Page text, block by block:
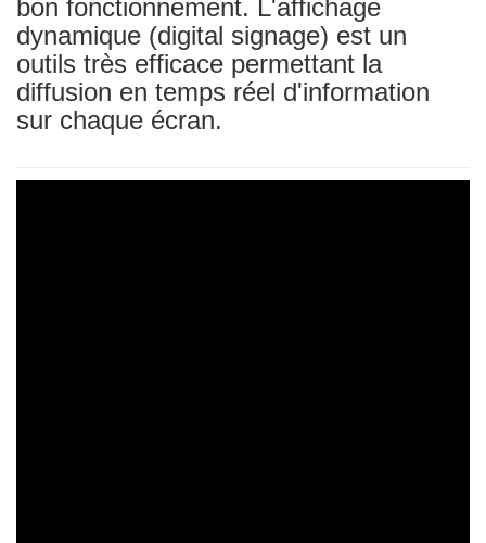
bon fonctionnement. L'affichage
dynamique (digital signage) est un
outils très efficace permettant la
diffusion en temps réel d'information
sur chaque écran.